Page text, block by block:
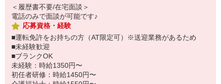
＜履歴書不要/在宅面談＞
電話のみで面談が可能です♪
応募資格・経験
■運転免許をお持ちの方（AT限定可）※送迎業務があるため
■未経験歓迎
■ブランクOK
未経験：時給1350円〜
初任者研修：時給1450円〜